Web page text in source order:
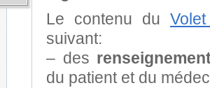
Le contenu du
suivant:
– des
du patient et du